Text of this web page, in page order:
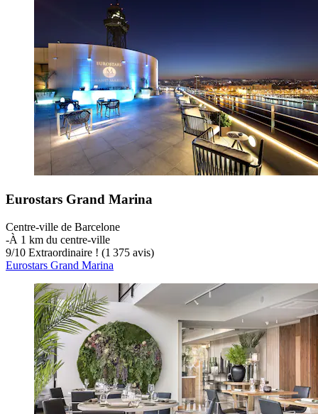
Eurostars Grand Marina
Centre-ville de Barcelone
‐À 1 km du centre-ville
9/10 Extraordinaire ! (1 375 avis)
Eurostars Grand Marina